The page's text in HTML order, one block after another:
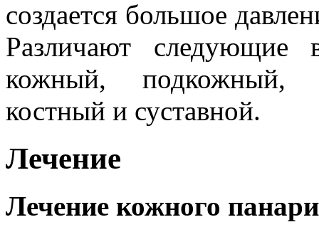
создается большое
Различают следующие
кожный, подкожный,
костный и суставной.
Лечение
Лечение кожного